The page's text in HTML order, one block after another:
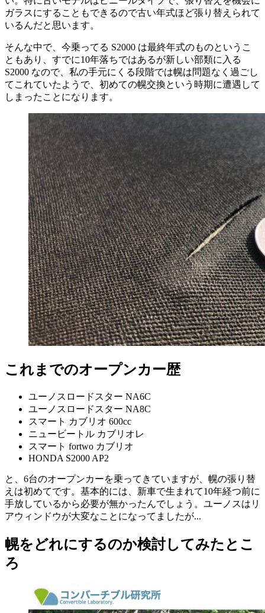
ガラスにすることもできるので古い年式ほど張り替えられて
いるんだと思います。
そんな中で、今乗ってる S2000 は最終年式のものというこ
ともあり、すでに10年落ちではあるが新しい部類に入る
S2000 なので、私の手元にくる段階では幌は問題なく過ごし
てこれていたようで、初めての幌交換という時期に遭遇して
しまったことになります。
これまでのオープンカー歴
ユーノスロードスター NA6C
ユーノスロードスター NA8C
スマート カブリオ 600cc
ニュービートル カブリオレ
スマート fortwo カブリオ
HONDA S2000 AP2
と、6台のオープンカーを乗ってきていますが、幌の張り替
えは初めてです。基本的には、新車で生まれて10年経つ前に
手放しているから必要が無かったんでしょう。ユーノスはリ
アウィンドウが大変なことになってましたが...
幌をどれにするのか検討してみたとこ
ろ